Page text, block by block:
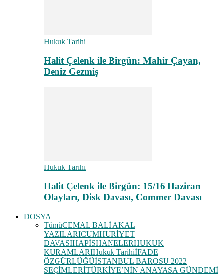
Hukuk Tarihi
Halit Çelenk ile Birgün: Mahir Çayan,
Deniz Gezmiş
Hukuk Tarihi
Halit Çelenk ile Birgün: 15/16 Haziran
Olayları, Disk Davası, Commer Davası
DOSYA
TümüCEMAL BALİ AKAL
YAZILARICUMHURİYET
DAVASIHAPİSHANELERHUKUK
KURAMLARIHukuk TarihiİFADE
ÖZGÜRLÜĞÜİSTANBUL BAROSU 2022
SEÇİMLERİTÜRKİYE’NİN ANAYASA GÜNDEMİ